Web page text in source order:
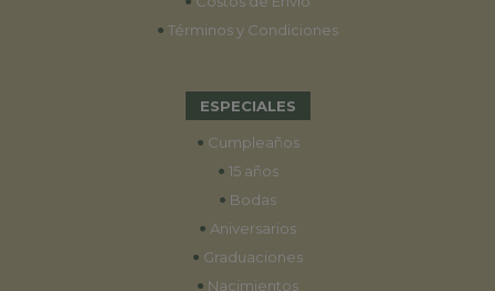
• Términos y Condiciones
ESPECIALES
• Cumpleaños
• 15 años
• Bodas
• Aniversarios
• Graduaciones
• Nacimientos